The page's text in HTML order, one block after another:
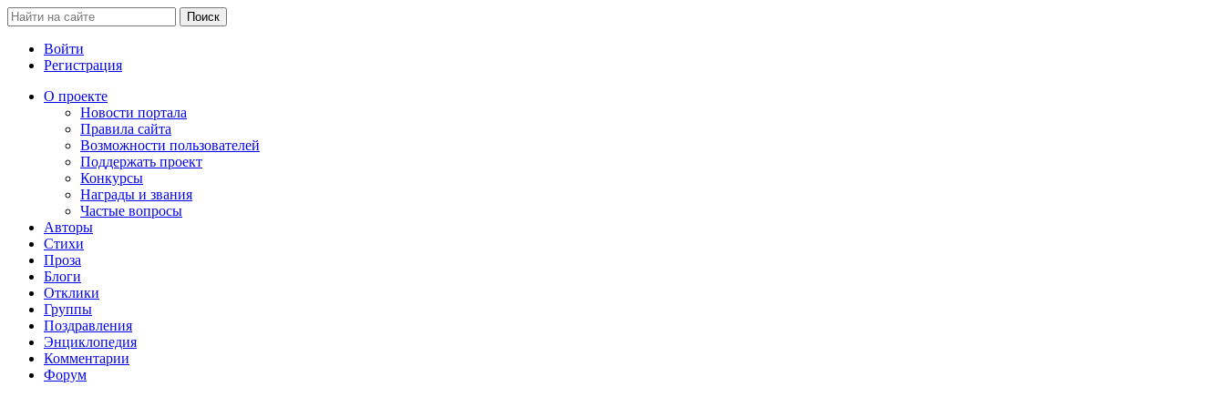
Войти
Регистрация
О проекте
Новости портала
Правила сайта
Возможности пользователей
Поддержать проект
Конкурсы
Награды и звания
Частые вопросы
Авторы
Стихи
Проза
Блоги
Отклики
Группы
Поздравления
Энциклопедия
Комментарии
Форум